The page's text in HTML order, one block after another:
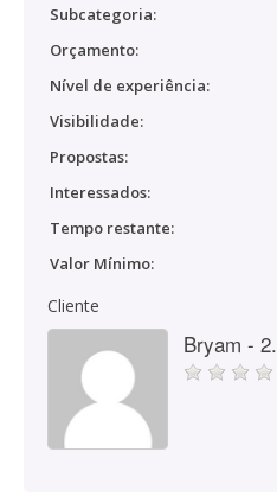
Subcategoria:
Orçamento:
Nível de experiência:
Visibilidade:
Propostas:
Interessados:
Tempo restante:
Valor Mínimo:
Cliente
Bryam - 2.